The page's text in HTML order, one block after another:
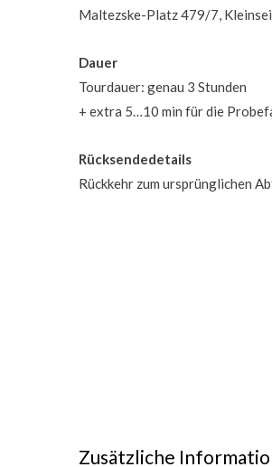
Maltezske-Platz 479/7,
Dauer
Tourdauer: genau 3 Stunden
+ extra 5…10 min für die
Rücksendedetails
Rückkehr zum ursprünglichen
Zusätzliche